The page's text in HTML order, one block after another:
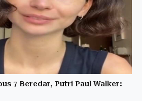
7 Beredar, Putri Paul Walker: